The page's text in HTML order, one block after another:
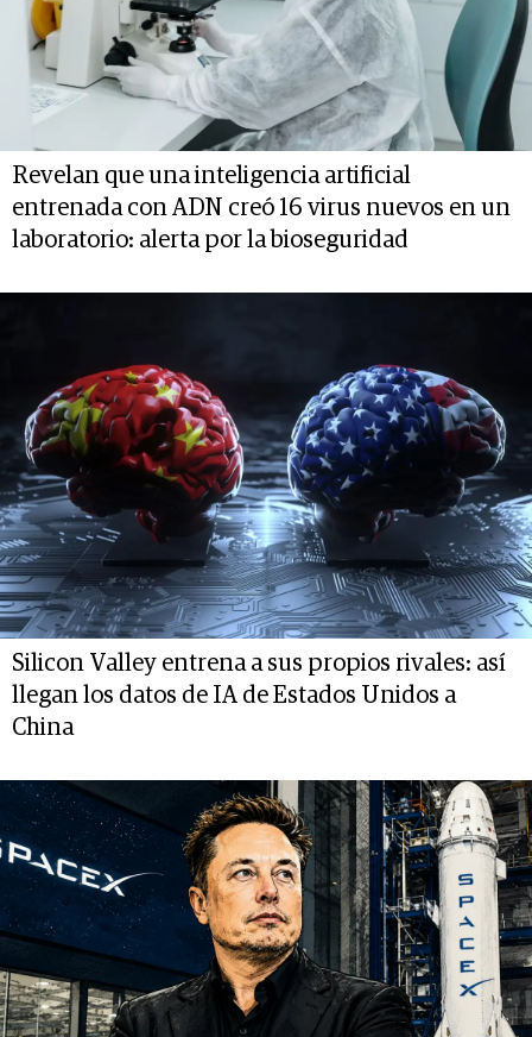
Revelan que una inteligencia artificial
entrenada con ADN creó 16 virus nuevos en un
laboratorio: alerta por la bioseguridad
Silicon Valley entrena a sus propios rivales: así
llegan los datos de IA de Estados Unidos a
China